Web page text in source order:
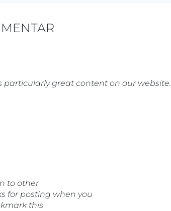
particularly great content on our website.
to other
for posting when you
this